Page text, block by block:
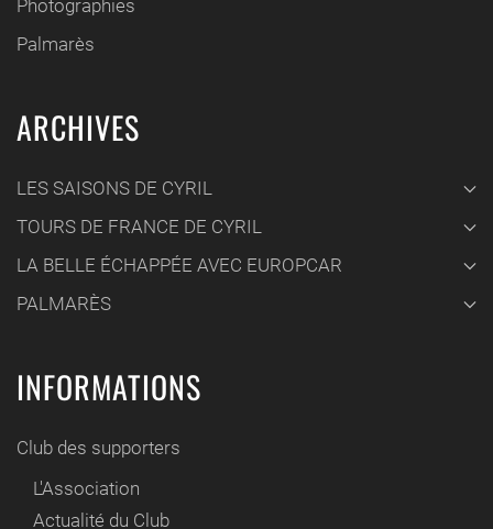
Photographies
Palmarès
ARCHIVES
LES SAISONS DE CYRIL
TOURS DE FRANCE DE CYRIL
LA BELLE ÉCHAPPÉE AVEC EUROPCAR
PALMARÈS
INFORMATIONS
Club des supporters
L'Association
Actualité du Club